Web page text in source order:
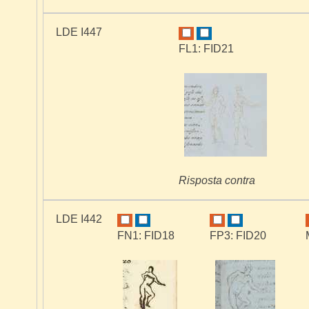
LDE I447
FL1: FID21
Risposta contra
LDE I442
FN1: FID18
FP3: FID20